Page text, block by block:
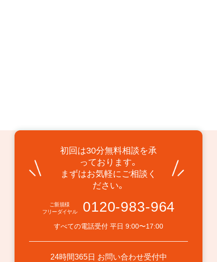
初回は30分無料相談を承
っております。
まずはお気軽にご相談く
ださい。
ご新規様
フリーダイヤル
0120-983-964
すべての電話受付 平日 9:00〜17:00
24時間365日 お問い合わせ受付中